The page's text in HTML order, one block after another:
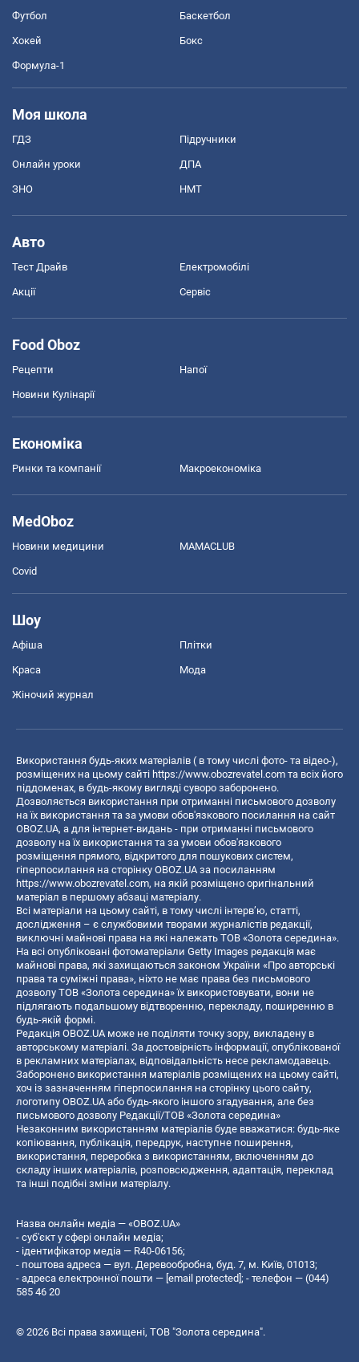
Футбол Баскетбол
Хокей Бокс
Формула-1
Моя школа
ГДЗ Підручники
Онлайн уроки ДПА
ЗНО НМТ
Авто
Тест Драйв Електромобілі
Акції Сервіс
Food Oboz
Рецепти Напої
Новини Кулінарії
Економіка
Ринки та компанії Макроекономіка
MedOboz
Новини медицини MAMACLUB
Covid
Шоу
Афіша Плітки
Краса Мода
Жіночий журнал
Використання будь-яких матеріалів ( в тому числі фото- та відео-),
розміщених на цьому сайті https://www.obozrevatel.com та всіх його
піддоменах, в будь-якому вигляді суворо заборонено.
Дозволяється використання при отриманні письмового дозволу
на їх використання та за умови обов'язкового посилання на сайт
OBOZ.UA, а для інтернет-видань - при отриманні письмового
дозволу на їх використання та за умови обов'язкового
розміщення прямого, відкритого для пошукових систем,
гіперпосилання на сторінку OBOZ.UA за посиланням
https://www.obozrevatel.com, на якій розміщено оригінальний
матеріал в першому абзаці матеріалу.
Всі матеріали на цьому сайті, в тому числі інтерв’ю, статті,
дослідження – є службовими творами журналістів редакції,
виключні майнові права на які належать ТОВ «Золота середина».
На всі опубліковані фотоматеріали Getty Images редакція має
майнові права, які захищаються законом України «Про авторські
права та суміжні права», ніхто не має права без письмового
дозволу ТОВ «Золота середина» їх використовувати, вони не
підлягають подальшому відтворенню, перекладу, поширенню в
будь-якій формі.
Редакція OBOZ.UA може не поділяти точку зору, викладену в
авторському матеріалі. За достовірність інформації, опублікованої
в рекламних матеріалах, відповідальність несе рекламодавець.
Заборонено використання матеріалів розміщених на цьому сайті,
хоч із зазначенням гіперпосилання на сторінку цього сайту,
логотипу OBOZ.UA або будь-якого іншого згадування, але без
письмового дозволу Редакції/ТОВ «Золота середина»
Незаконним використанням матеріалів буде вважатися: будь-яке
копiювання, публiкацiя, передрук, наступне поширення,
використання, переробка з використанням, включенням до
складу інших матеріалів, розповсюдження, адаптація, переклад
та інші подібні зміни матеріалу.
Назва онлайн медіа — «OBOZ.UA»
- суб'єкт у сфері онлайн медіа;
- ідентифікатор медіа — R40-06156;
- поштова адреса — вул. Деревообробна, буд. 7, м. Київ, 01013;
- адреса електронної пошти — [email protected]; - телефон — (044)
585 46 20
© 2026 Всі права захищені, ТОВ "Золота середина".